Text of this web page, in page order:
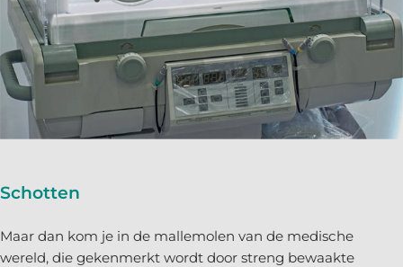
Schotten
Maar dan kom je in de mallemolen van de medische
wereld, die gekenmerkt wordt door streng bewaakte